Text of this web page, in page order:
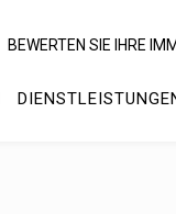
BEWERTEN SIE IHRE